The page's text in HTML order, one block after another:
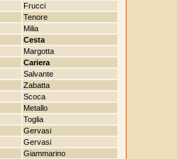
Frucci
Tenore
Milia
Cesta
Margotta
Cariera
Salvante
Zabatta
Scoca
Metallo
Toglia
Gervasi
Gervasi
Giammarino